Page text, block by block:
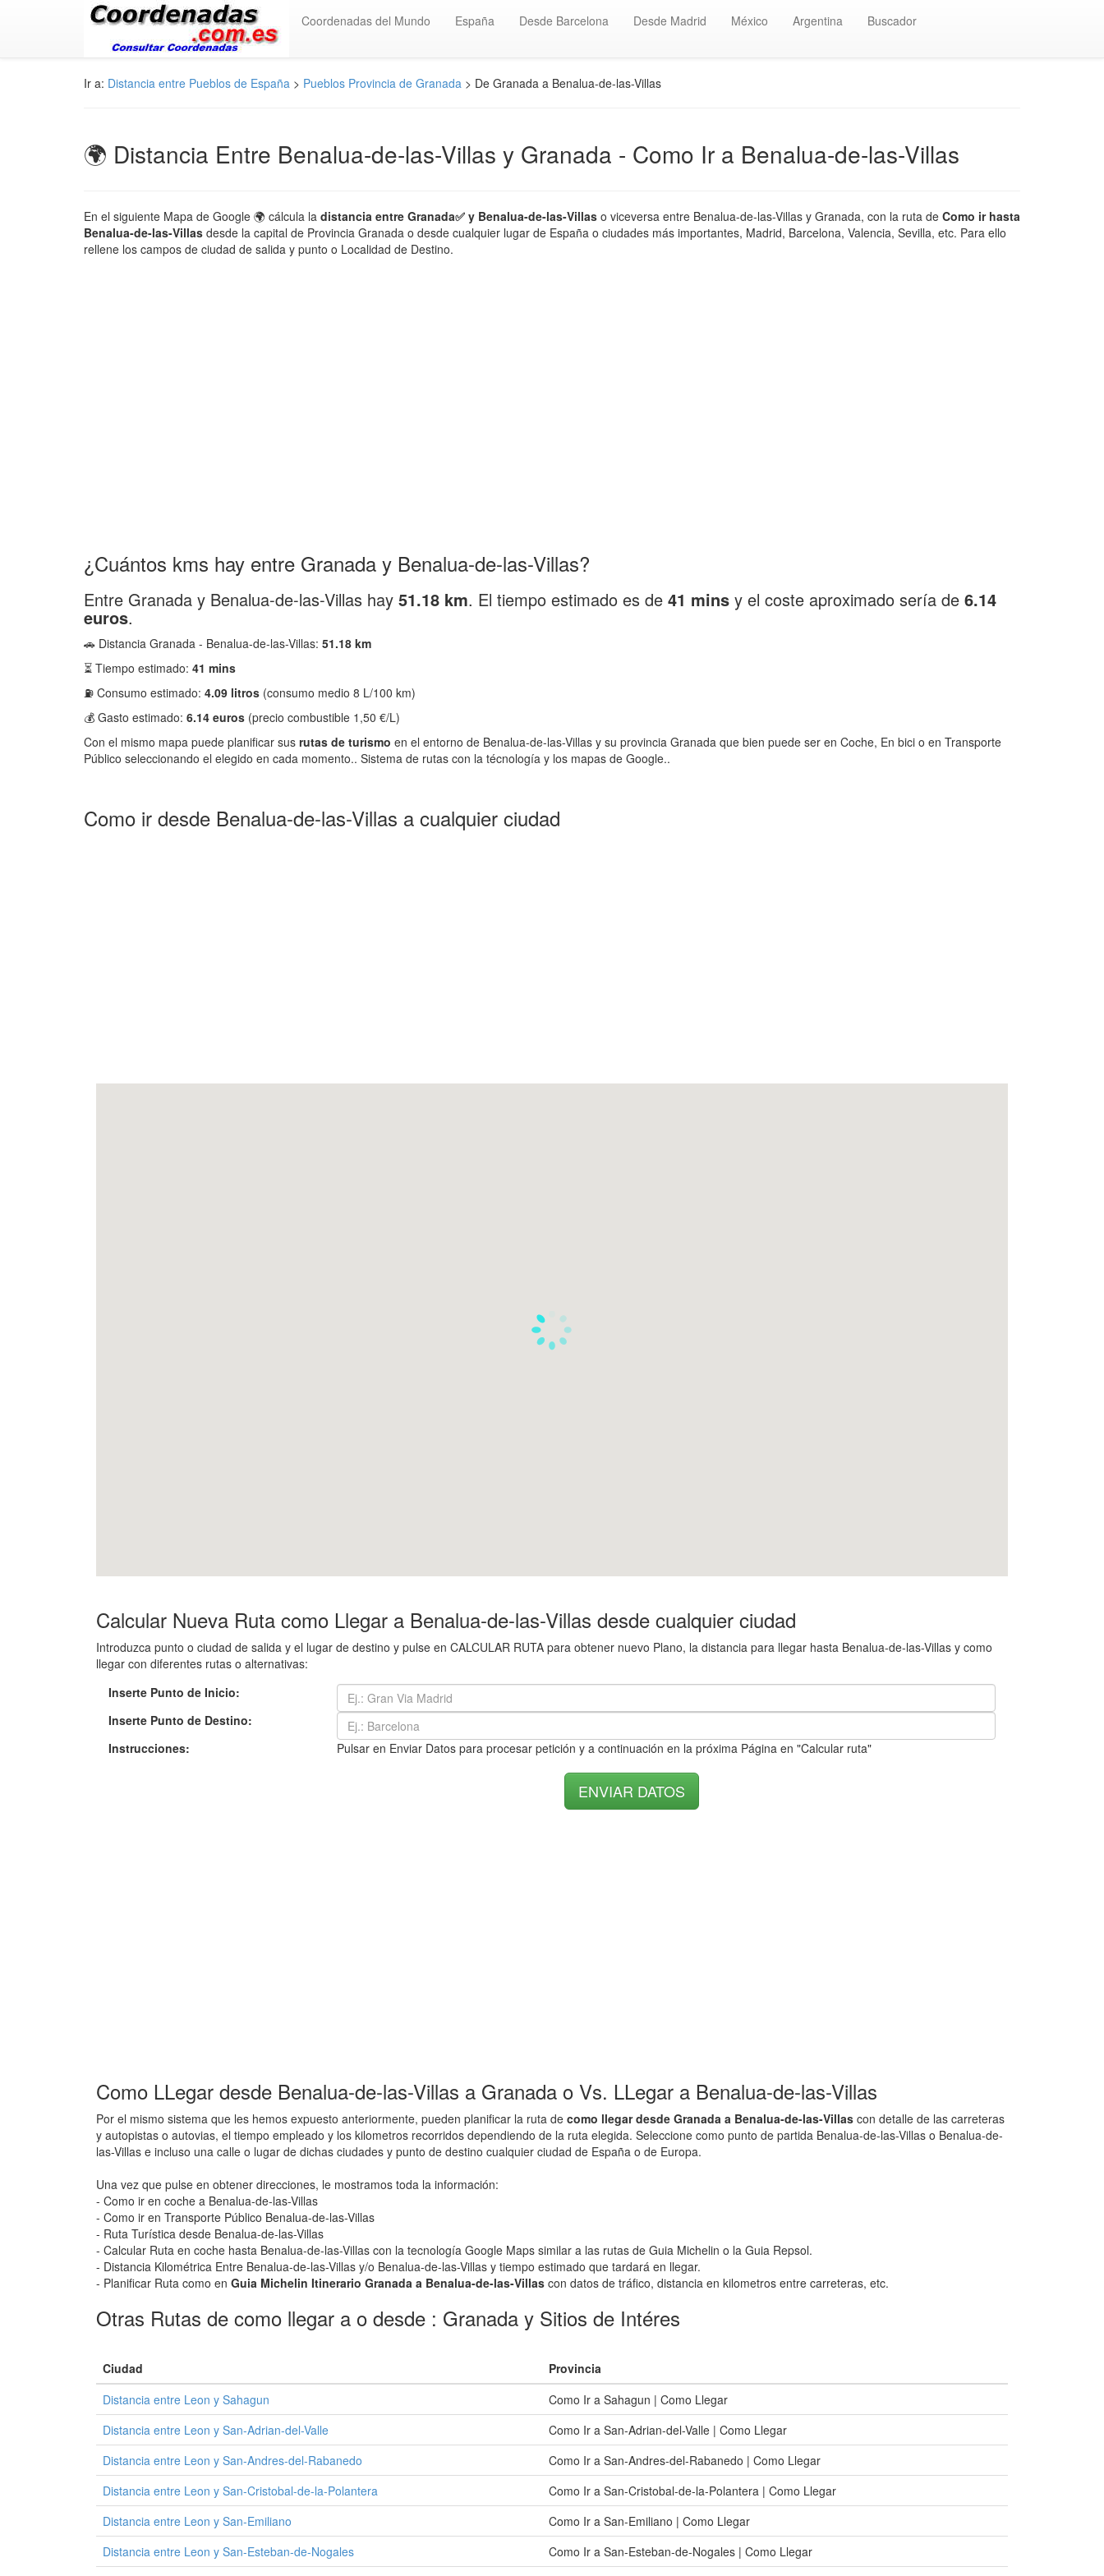
Coordenadas del Mundo España Desde Barcelona Desde Madrid México Argentina Buscador
Ir a: Distancia entre Pueblos de España > Pueblos Provincia de Granada > De Granada a Benalua-de-las-Villas
🌍 Distancia Entre Benalua-de-las-Villas y Granada - Como Ir a Benalua-de-las-Villas
En el siguiente Mapa de Google 🌍 cálcula la distancia entre Granada✅ y Benalua-de-las-Villas o viceversa entre Benalua-de-las-Villas y Granada, con la ruta de Como ir hasta
Benalua-de-las-Villas desde la capital de Provincia Granada o desde cualquier lugar de España o ciudades más importantes, Madrid, Barcelona, Valencia, Sevilla, etc. Para ello
rellene los campos de ciudad de salida y punto o Localidad de Destino.
¿Cuántos kms hay entre Granada y Benalua-de-las-Villas?
Entre Granada y Benalua-de-las-Villas hay 51.18 km. El tiempo estimado es de 41 mins y el coste aproximado sería de 6.14
euros.
🚗 Distancia Granada - Benalua-de-las-Villas: 51.18 km
⏳ Tiempo estimado: 41 mins
⛽ Consumo estimado: 4.09 litros (consumo medio 8 L/100 km)
💰 Gasto estimado: 6.14 euros (precio combustible 1,50 €/L)
Con el mismo mapa puede planificar sus rutas de turismo en el entorno de Benalua-de-las-Villas y su provincia Granada que bien puede ser en Coche, En bici o en Transporte
Público seleccionando el elegido en cada momento.. Sistema de rutas con la técnología y los mapas de Google..
Como ir desde Benalua-de-las-Villas a cualquier ciudad
Calcular Nueva Ruta como Llegar a Benalua-de-las-Villas desde cualquier ciudad
Introduzca punto o ciudad de salida y el lugar de destino y pulse en CALCULAR RUTA para obtener nuevo Plano, la distancia para llegar hasta Benalua-de-las-Villas y como
llegar con diferentes rutas o alternativas:
Inserte Punto de Inicio:
Inserte Punto de Destino:
Instrucciones:
Pulsar en Enviar Datos para procesar petición y a continuación en la próxima Página en "Calcular ruta"
Como LLegar desde Benalua-de-las-Villas a Granada o Vs. LLegar a Benalua-de-las-Villas
Por el mismo sistema que les hemos expuesto anteriormente, pueden planificar la ruta de como llegar desde Granada a Benalua-de-las-Villas con detalle de las carreteras
y autopistas o autovias, el tiempo empleado y los kilometros recorridos dependiendo de la ruta elegida. Seleccione como punto de partida Benalua-de-las-Villas o Benalua-de-
las-Villas e incluso una calle o lugar de dichas ciudades y punto de destino cualquier ciudad de España o de Europa.
Una vez que pulse en obtener direcciones, le mostramos toda la información:
- Como ir en coche a Benalua-de-las-Villas
- Como ir en Transporte Público Benalua-de-las-Villas
- Ruta Turística desde Benalua-de-las-Villas
- Calcular Ruta en coche hasta Benalua-de-las-Villas con la tecnología Google Maps similar a las rutas de Guia Michelin o la Guia Repsol.
- Distancia Kilométrica Entre Benalua-de-las-Villas y/o Benalua-de-las-Villas y tiempo estimado que tardará en llegar.
- Planificar Ruta como en Guia Michelin Itinerario Granada a Benalua-de-las-Villas con datos de tráfico, distancia en kilometros entre carreteras, etc.
Otras Rutas de como llegar a o desde : Granada y Sitios de Intéres
Ciudad
Provincia
Distancia entre Leon y Sahagun
Como Ir a Sahagun | Como Llegar
Distancia entre Leon y San-Adrian-del-Valle
Como Ir a San-Adrian-del-Valle | Como Llegar
Distancia entre Leon y San-Andres-del-Rabanedo
Como Ir a San-Andres-del-Rabanedo | Como Llegar
Distancia entre Leon y San-Cristobal-de-la-Polantera
Como Ir a San-Cristobal-de-la-Polantera | Como Llegar
Distancia entre Leon y San-Emiliano
Como Ir a San-Emiliano | Como Llegar
Distancia entre Leon y San-Esteban-de-Nogales
Como Ir a San-Esteban-de-Nogales | Como Llegar